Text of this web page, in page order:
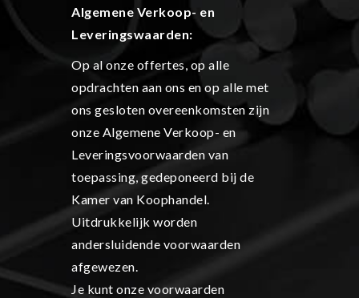
Algemene Verkoop- en
Leveringswaarden:
Op al onze offertes, op alle
opdrachten aan ons en op alle met
ons gesloten overeenkomsten zijn
onze Algemene Verkoop- en
Leveringsvoorwaarden van
toepassing, gedeponeerd bij de
Kamer van Koophandel.
Uitdrukkelijk worden
andersluidende voorwaarden
afgewezen.
Je kunt onze voorwaarden